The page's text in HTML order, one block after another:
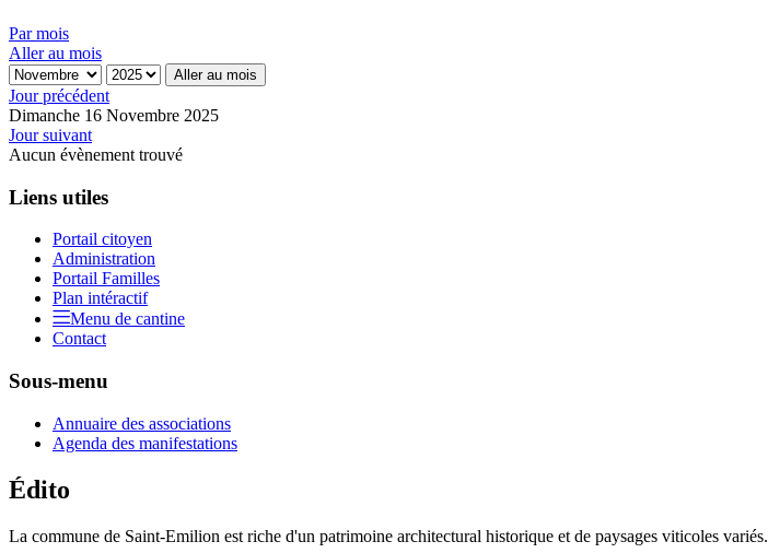
Par mois
Aller au mois
Aller au mois
Jour précédent
Dimanche 16 Novembre 2025
Jour suivant
Aucun évènement trouvé
Liens utiles
Portail citoyen
Administration
Portail Familles
Plan intéractif
Menu de cantine
Contact
Sous-menu
Annuaire des associations
Agenda des manifestations
Édito
La commune de Saint-Emilion est riche d'un patrimoine architectural historique et de paysages viticoles variés.